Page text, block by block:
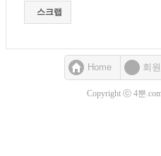
스크랩
Home 회
Copyright ⓒ 4뿐